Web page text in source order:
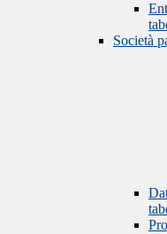
Società